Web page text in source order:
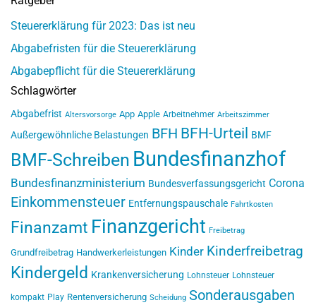
Steuererklärung für 2023: Das ist neu
Abgabefristen für die Steuererklärung
Abgabepflicht für die Steuererklärung
Schlagwörter
Abgabefrist Altersvorsorge App Apple Arbeitnehmer Arbeitszimmer
Außergewöhnliche Belastungen BFH BFH-Urteil BMF
BMF-Schreiben Bundesfinanzhof
Bundesfinanzministerium Bundesverfassungsgericht Corona
Einkommensteuer Entfernungspauschale Fahrtkosten
Finanzamt Finanzgericht Freibetrag
Grundfreibetrag Handwerkerleistungen Kinder Kinderfreibetrag
Kindergeld Krankenversicherung Lohnsteuer Lohnsteuer
kompakt Play Rentenversicherung Scheidung Sonderausgaben